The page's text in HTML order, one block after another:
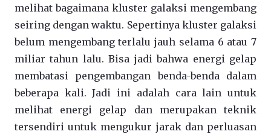
melihat bagaimana kluster galaksi mengembang
seiring dengan waktu. Sepertinya kluster galaksi
belum mengembang terlalu jauh selama 6 atau 7
miliar tahun lalu. Bisa jadi bahwa energi gelap
membatasi pengembangan benda-benda dalam
beberapa kali. Jadi ini adalah cara lain untuk
melihat energi gelap dan merupakan teknik
tersendiri untuk mengukur jarak dan perluasan